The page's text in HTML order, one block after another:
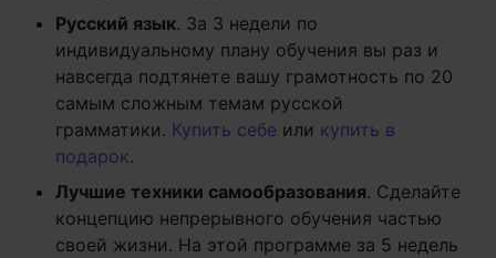
Русский язык. За 3 недели по
индивидуальному плану обучения вы раз и
навсегда подтянете вашу грамотность по 20
самым сложным темам русской
грамматики. Купить себе или купить в
подарок.
Лучшие техники самообразования. Сделайте
концепцию непрерывного обучения частью
своей жизни. На этой программе за 5 недель